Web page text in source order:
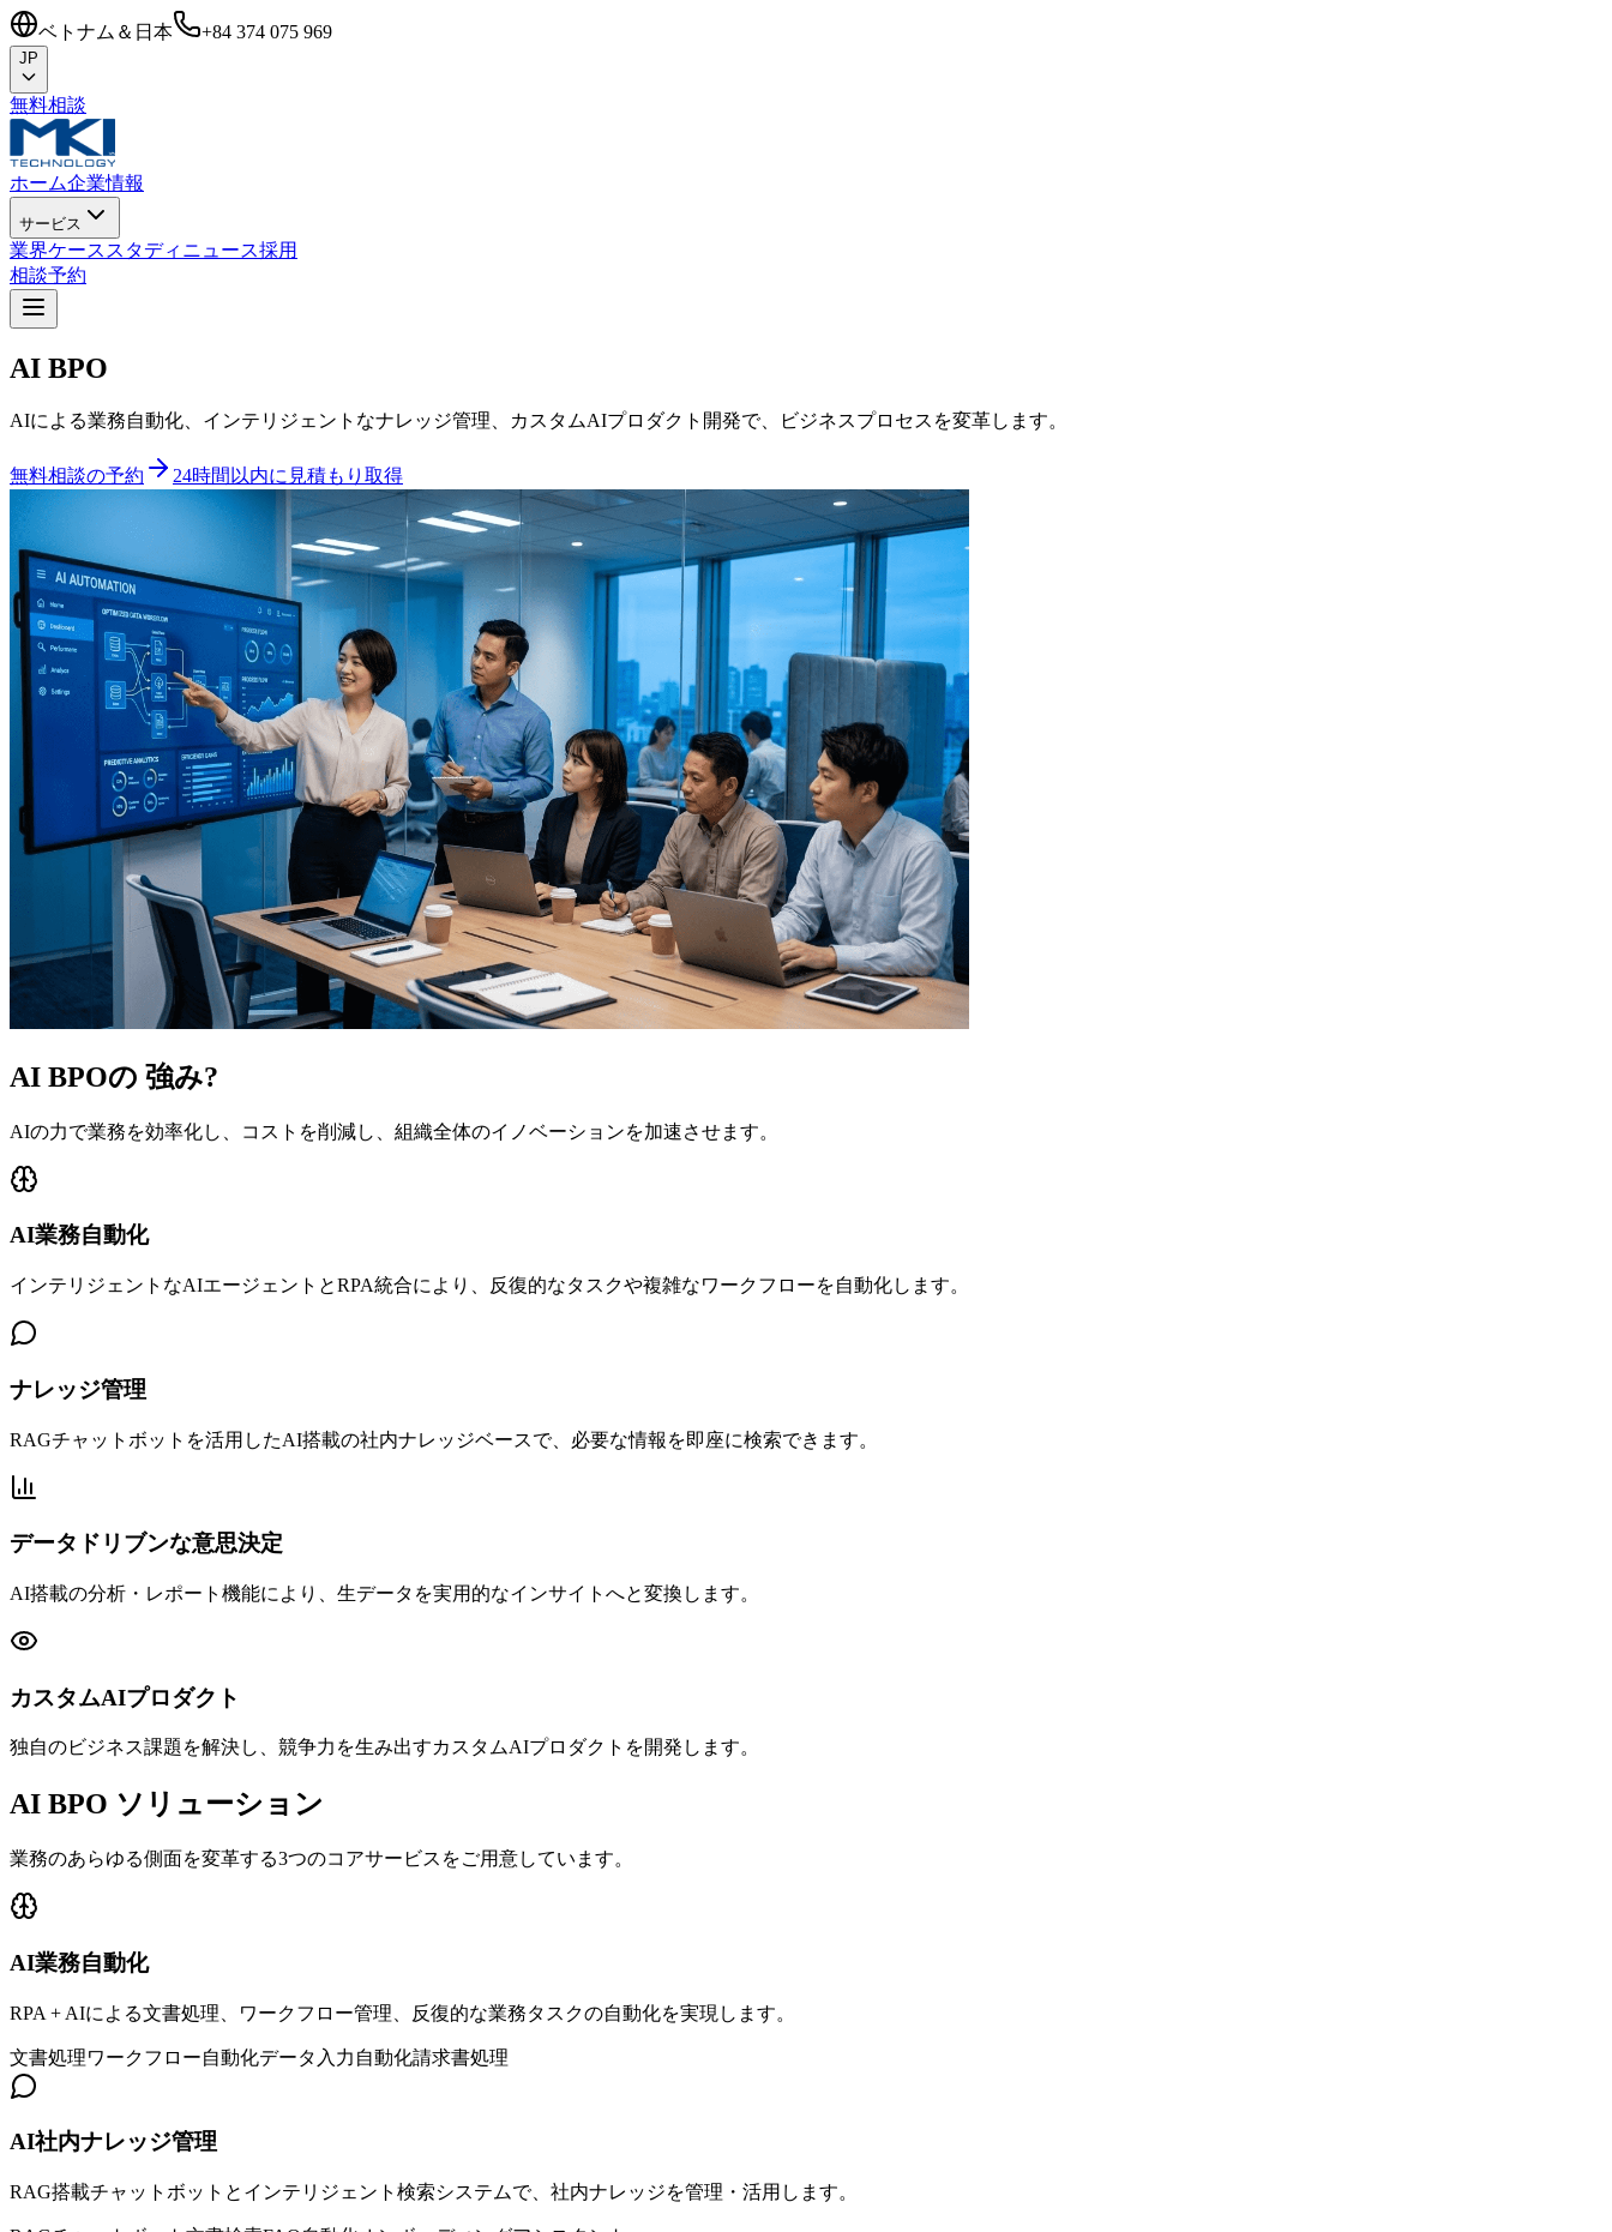
ベトナム＆日本 +84 374 075 969
JP
無料相談
ホーム企業情報
サービス
業界ケーススタディ ニュース採用
相談予約
AI BPO
AIによる業務自動化、インテリジェントなナレッジ管理、カスタムAIプロダクト開発で、ビジネスプロセスを変革します。
無料相談の予約 24時間以内に見積もり取得
AI BPOの 強み?
AIの力で業務を効率化し、コストを削減し、組織全体のイノベーションを加速させます。
AI業務自動化
インテリジェントなAIエージェントとRPA統合により、反復的なタスクや複雑なワークフローを自動化します。
ナレッジ管理
RAGチャットボットを活用したAI搭載の社内ナレッジベースで、必要な情報を即座に検索できます。
データドリブンな意思決定
AI搭載の分析・レポート機能により、生データを実用的なインサイトへと変換します。
カスタムAIプロダクト
独自のビジネス課題を解決し、競争力を生み出すカスタムAIプロダクトを開発します。
AI BPO ソリューション
業務のあらゆる側面を変革する3つのコアサービスをご用意しています。
AI業務自動化
RPA + AIによる文書処理、ワークフロー管理、反復的な業務タスクの自動化を実現します。
文書処理ワークフロー自動化データ入力自動化請求書処理
AI社内ナレッジ管理
RAG搭載チャットボットとインテリジェント検索システムで、社内ナレッジを管理・活用します。